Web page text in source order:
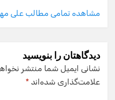
مشاهده تمامی مطالب علی
دیدگاهتان را بنویسید
نشانی ایمیل شما منتشر
علامت‌گذاری شده‌اند *